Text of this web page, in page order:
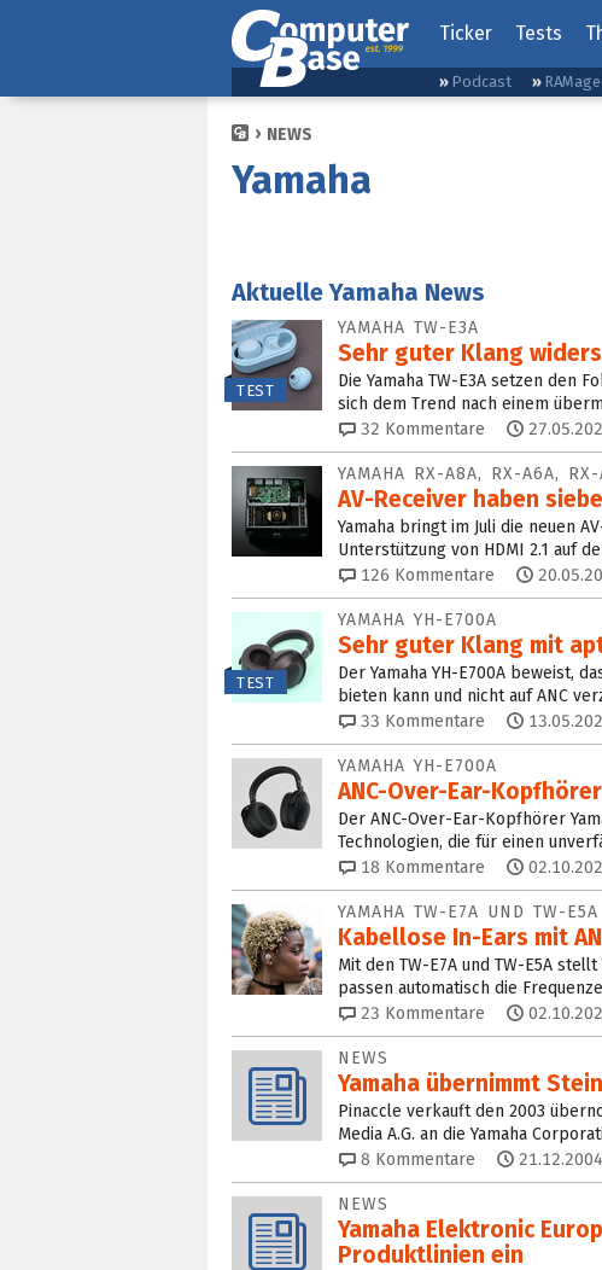
Ticker Tests
Podcast
NEWS
Yamaha
Aktuelle Yamaha News
TEST
YAMAHA TW-E3A
Sehr guter Klang
Die Yamaha TW-E3A setzen den
sich dem Trend nach einem
32 Kommentare
YAMAHA RX-A8A, RX-A6A, RX-
AV-Receiver haben
Yamaha bringt im Juli die neuen
Unterstützung von HDMI 2.1 auf
126 Kommentare
TEST
YAMAHA YH-E700A
Sehr guter Klang mit
Der Yamaha YH-E700A beweist,
bieten kann und nicht auf ANC
33 Kommentare
YAMAHA YH-E700A
ANC-Over-Ear-
Der ANC-Over-Ear-Kopfhörer
Technologien, die für einen
18 Kommentare
YAMAHA TW-E7A UND TW-E5A
Kabellose In-Ears mit
Mit den TW-E7A und TW-E5A
passen automatisch die
23 Kommentare
NEWS
Yamaha übernimmt
Pinaccle verkauft den 2003
Media A.G. an die Yamaha
8 Kommentare 21.12.2004
NEWS
Yamaha Elektronic
Produktlinien ein